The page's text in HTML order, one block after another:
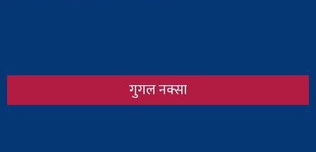
गुगल नक्सा